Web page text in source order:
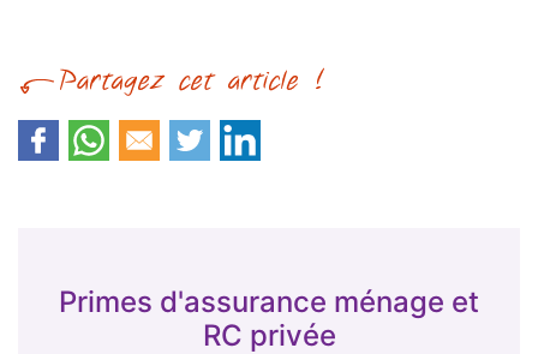
Primes d'assurance ménage et
RC privée